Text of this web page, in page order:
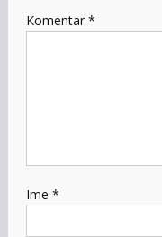
Komentar *
Ime *